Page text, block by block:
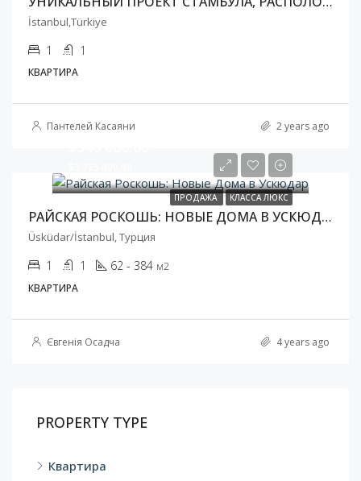
İstanbul,Türkiye
1 1
КВАРТИРА
Пантелей Касаяни 2 years ago
ПРОДАЖА КЛАССА ЛЮКС
РАЙСКАЯ РОСКОШЬ: НОВЫЕ ДОМА В УСКЮДАР
Üsküdar/İstanbul, Турция
1 1 62 - 384 м2
КВАРТИРА
Євгенія Осадча 4 years ago
PROPERTY TYPE
Квартира